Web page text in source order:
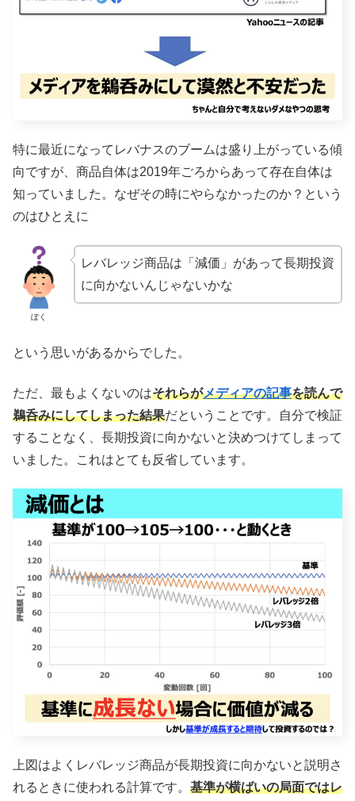
特に最近になってレバナスのブームは盛り上がっている傾
向ですが、商品自体は2019年ごろからあって存在自体は
知っていました。なぜその時にやらなかったのか？という
のはひとえに
ぼく
レバレッジ商品は「減価」があって長期投資
に向かないんじゃないかな
という思いがあるからでした。
ただ、最もよくないのはそれらがメディアの記事を読んで
鵜呑みにしてしまった結果だということです。自分で検証
することなく、長期投資に向かないと決めつけてしまって
いました。これはとても反省しています。
上図はよくレバレッジ商品が長期投資に向かないと説明さ
れるときに使われる計算です。 基準が横ばいの局面ではレ